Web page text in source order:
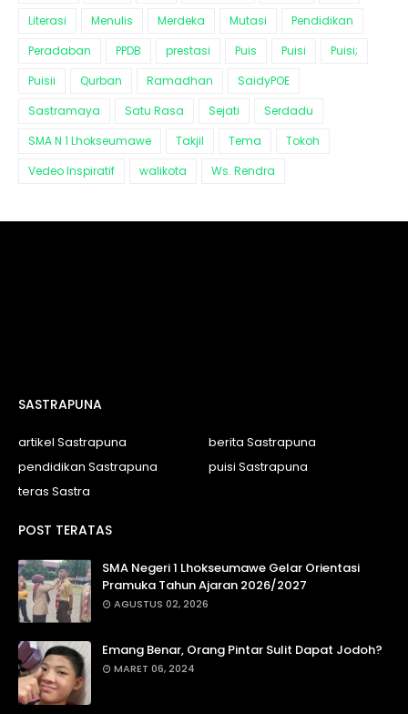
Literasi
Menulis Merdeka Mutasi
Pendidikan
Peradaban
PPDB prestasi Puis Puisi
Puisi;
Puisii
Qurban Ramadhan
SaidyPOE
Sastramaya
Satu Rasa Sejati
Serdadu
SMA N 1 Lhokseumawe
Takjil Tema
Tokoh
Vedeo Inspiratif
walikota Ws. Rendra
SASTRAPUNA
artikel Sastrapuna
berita Sastrapuna
pendidikan Sastrapuna
puisi Sastrapuna
teras Sastra
POST TERATAS
SMA Negeri 1 Lhokseumawe Gelar Orientasi
Pramuka Tahun Ajaran 2026/2027
AGUSTUS 02, 2026
Emang Benar, Orang Pintar Sulit Dapat Jodoh?
MARET 06, 2024